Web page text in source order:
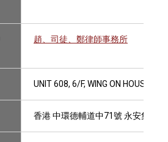
趙、司徒、鄭律師事務所
UNIT 608, 6/F, WING ON HOUSE, 71
香港 中環德輔道中71號 永安集團